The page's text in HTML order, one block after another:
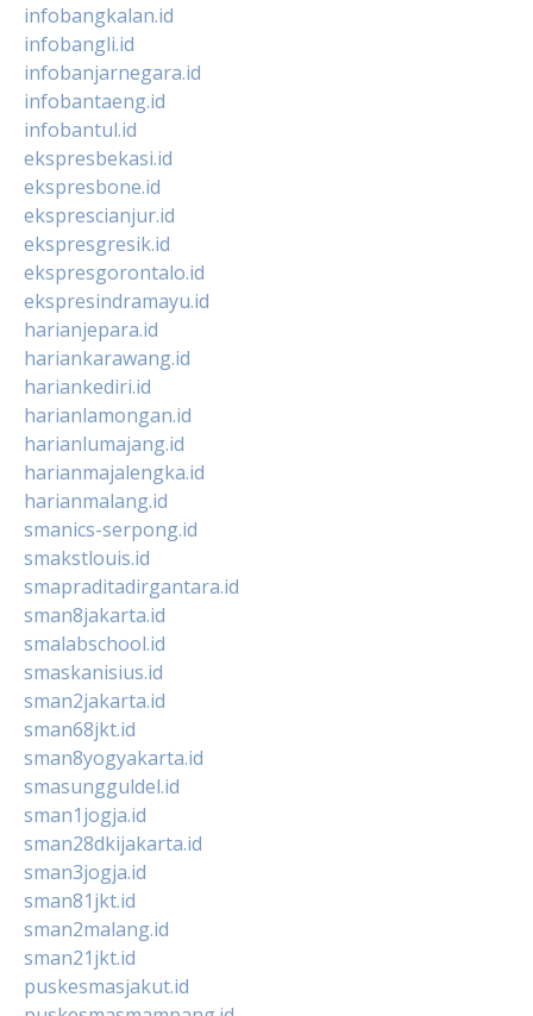
infobangkalan.id
infobangli.id
infobanjarnegara.id
infobantaeng.id
infobantul.id
ekspresbekasi.id
ekspresbone.id
eksprescianjur.id
ekspresgresik.id
ekspresgorontalo.id
ekspresindramayu.id
harianjepara.id
hariankarawang.id
hariankediri.id
harianlamongan.id
harianlumajang.id
harianmajalengka.id
harianmalang.id
smanics-serpong.id
smakstlouis.id
smapraditadirgantara.id
sman8jakarta.id
smalabschool.id
smaskanisius.id
sman2jakarta.id
sman68jkt.id
sman8yogyakarta.id
smasungguldel.id
sman1jogja.id
sman28dkijakarta.id
sman3jogja.id
sman81jkt.id
sman2malang.id
sman21jkt.id
puskesmasjakut.id